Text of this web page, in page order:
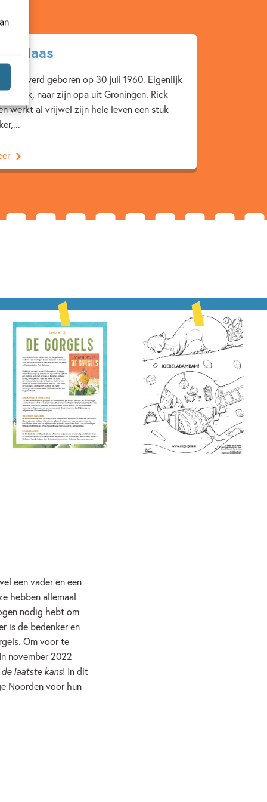
Haas
werd geboren op 30 juli 1960. Eigenlijk
naar zijn opa uit Groningen. Rick
werkt al vrijwel zijn hele leven een stuk
een vader en een
hebben allemaal
nodig hebt om
is de bedenker en
Om voor te
november 2022
laatste kans! In dit
Noorden voor hun